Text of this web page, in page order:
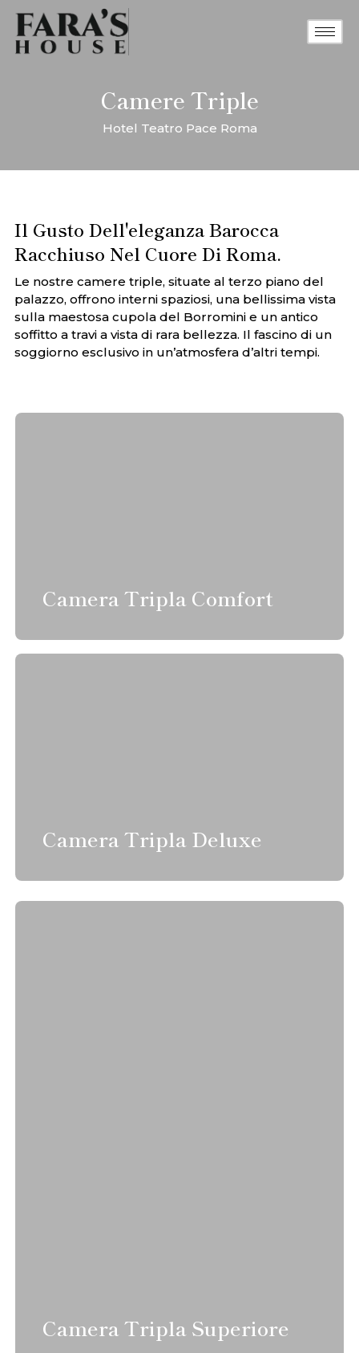
Camere Triple
Hotel Teatro Pace Roma
Il Gusto Dell'eleganza Barocca
Racchiuso Nel Cuore Di Roma.
Le nostre camere triple, situate al terzo piano del
palazzo, offrono interni spaziosi, una bellissima vista
sulla maestosa cupola del Borromini e un antico
soffitto a travi a vista di rara bellezza. Il fascino di un
soggiorno esclusivo in un’atmosfera d’altri tempi.
Camera Tripla Comfort
Camera Tripla Deluxe
Camera Tripla Superiore